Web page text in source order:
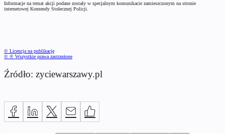
Informacje na temat akcji podane zostały w specjalnym komunikacie zamieszczonym na stronie
internetowej Komendy Stołecznej Policji.
© Licencja na publikację
© ℗ Wszystkie prawa zastrzeżone
Źródło: zyciewarszawy.pl